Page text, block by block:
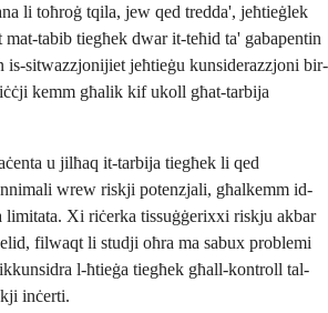
li toħroġ tqila, jew qed tredda', jeħtieġlek
tabib tiegħek dwar it-teħid ta' gabapentin
is-sitwazzjonijiet jeħtieġu kunsiderazzjoni bir-
kemm għalik kif ukoll għat-tarbija
u jilħaq it-tarbija tiegħek li qed
wrew riskji potenzjali, għalkemm id-
limitata. Xi riċerka tissuġġerixxi riskju akbar
filwaqt li studji oħra ma sabux problemi
l-ħtieġa tiegħek għall-kontroll tal-
inċerti.